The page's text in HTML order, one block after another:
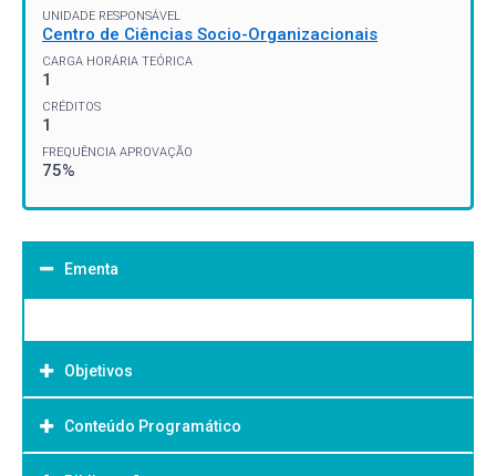
UNIDADE RESPONSÁVEL
Centro de Ciências Socio-Organizacionais
CARGA HORÁRIA TEÓRICA
1
CRÉDITOS
1
FREQUÊNCIA APROVAÇÃO
75%
Ementa
Objetivos
Objetivo Geral:
Conteúdo Programático